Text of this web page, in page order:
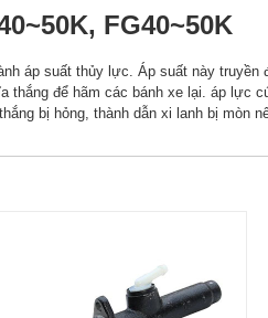
FG40~50K
áp suất thủy lực. Áp suất này truyền
thắng để hãm các bánh xe lại. áp lực
bị hỏng, thành dẫn xi lanh bị mòn